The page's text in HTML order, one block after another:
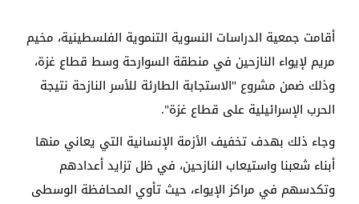
أقامت جمعية الدراسات النسوية التنموية الفلسطينية، مخيم
مريم لإيواء النازحين في منطقة السوارحة وسط قطاع غزة،
وذلك ضمن مشروع "الاستجابة الطارئة للأسر النازحة نتيجة
الحرب الإسرائيلية على قطاع غزة".
وجاء ذلك بهدف تخفيف الأزمة الإنسانية التي يعاني منها
أبناء شعبنا واستيعاب النازحين، في ظل تزايد أعدادهم
وتكدسهم في مراكز الإيواء، حيث تأوي المحافظة الوسطى